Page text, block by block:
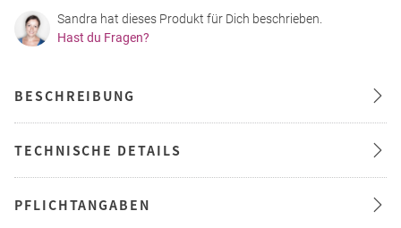
Sandra hat dieses Produkt für Dich beschrieben.
Hast du Fragen?
BESCHREIBUNG
TECHNISCHE DETAILS
PFLICHTANGABEN